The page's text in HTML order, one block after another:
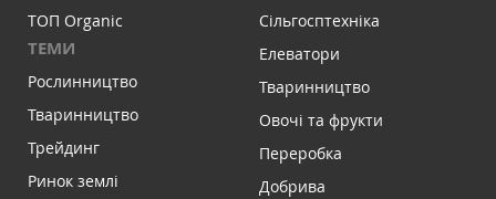
ТОП Organic
ТЕМИ
Рослинництво
Тваринництво
Трейдинг
Ринок землі
Сільгосптехніка
Елеватори
Тваринництво
Овочі та фрукти
Переробка
Добрива